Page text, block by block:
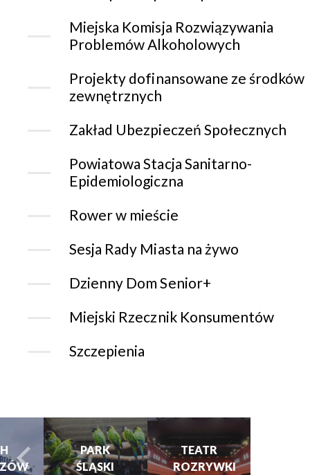
Miejska Komisja Rozwiązywania
Problemów Alkoholowych
Projekty dofinansowane ze środków
zewnętrznych
Zakład Ubezpieczeń Społecznych
Powiatowa Stacja Sanitarno-
Epidemiologiczna
Rower w mieście
Sesja Rady Miasta na żywo
Dzienny Dom Senior+
Miejski Rzecznik Konsumentów
Szczepienia
PARK
ŚLĄSKI
TEATR
ROZRYWKI
CENTRUM
KULTURY